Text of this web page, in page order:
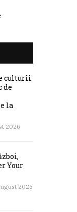
culturii
de
la
2026
Your
2026